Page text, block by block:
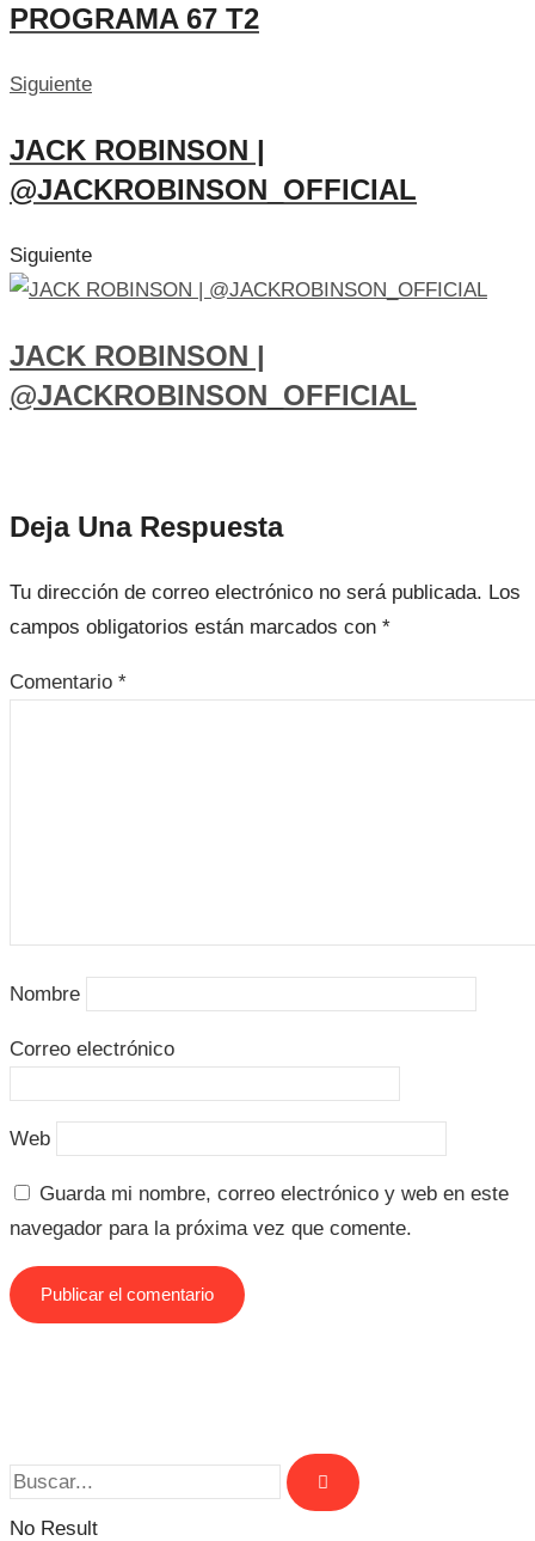
PROGRAMA 67 T2
Siguiente
JACK ROBINSON |
@JACKROBINSON_OFFICIAL
Siguiente
JACK ROBINSON |
@JACKROBINSON_OFFICIAL
Deja Una Respuesta
Tu dirección de correo electrónico no será publicada. Los
campos obligatorios están marcados con *
Comentario *
Nombre
Correo electrónico
Web
Guarda mi nombre, correo electrónico y web en este
navegador para la próxima vez que comente.
No Result